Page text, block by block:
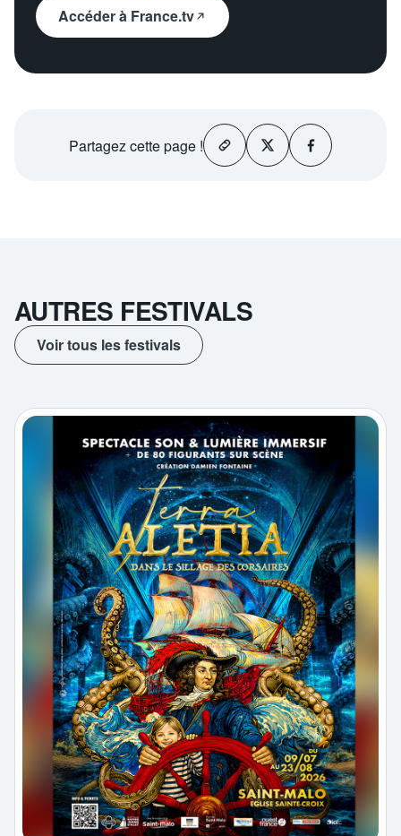
Accéder à France.tv
Partagez cette page !
AUTRES FESTIVALS
Voir tous les festivals